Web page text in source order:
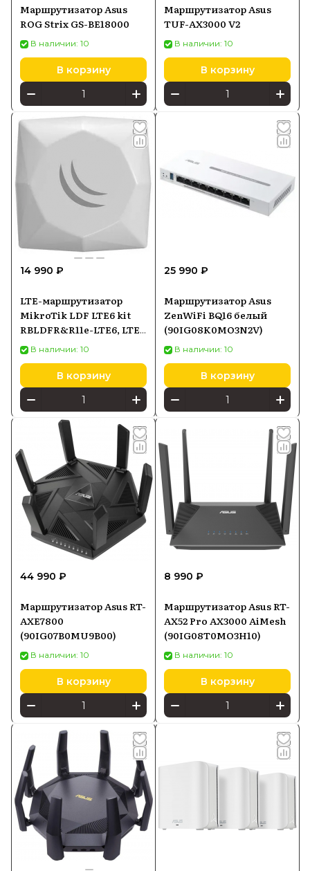
Маршрутизатор Asus
ROG Strix GS-BE18000
В наличии: 10
В корзину
Маршрутизатор Asus
TUF-AX3000 V2
В наличии: 10
В корзину
14 990 ₽
LTE-маршрутизатор
MikroTik LDF LTE6 kit
RBLDFR&R11e-LTE6, LTE
Cat6, PoE-in
В наличии: 10
В корзину
25 990 ₽
Маршрутизатор Asus
ZenWiFi BQ16 белый
(90IG08K0MO3N2V)
В наличии: 10
В корзину
44 990 ₽
Маршрутизатор Asus RT-
AXE7800
(90IG07B0MU9B00)
В наличии: 10
В корзину
8 990 ₽
Маршрутизатор Asus RT-
AX52 Pro AX3000 AiMesh
(90IG08T0MO3H10)
В наличии: 10
В корзину